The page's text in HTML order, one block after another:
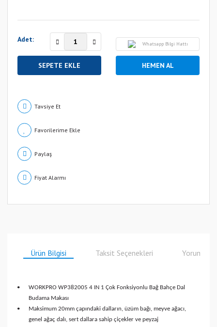
Adet:
Whatsapp Bilgi Hattı
SEPETE EKLE HEMEN AL
Tavsiye Et
Paylaş
Fiyat Alarmı
Ürün Bilgisi Taksit Seçenekleri Yorumlar
•
WORKPRO WP382005 4 IN 1 Çok Fonksiyonlu Bağ Bahçe Dal
Budama Makası
•
Maksimum 20mm çapındaki dalların, üzüm bağı, meyve ağacı,
genel ağaç dalı, sert dallara sahip çiçekler ve peyzaj